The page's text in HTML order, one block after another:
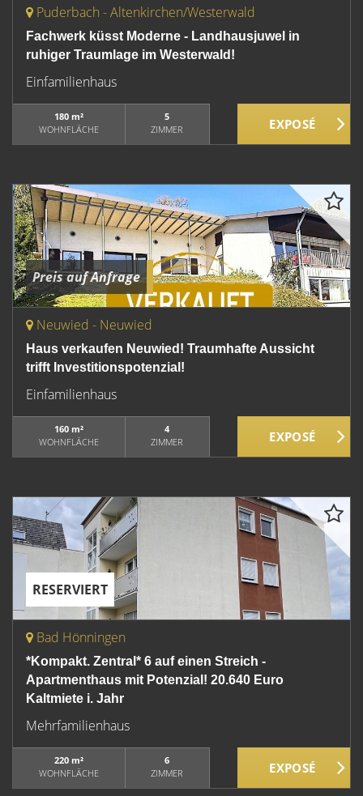
Puderbach - Altenkirchen/Westerwald
Fachwerk küsst Moderne - Landhausjuwel in
ruhiger Traumlage im Westerwald!
Einfamilienhaus
180 m²
WOHNFLÄCHE
5
ZIMMER
Preis auf Anfrage
Neuwied - Neuwied
Haus verkaufen Neuwied! Traumhafte Aussicht
trifft Investitionspotenzial!
Einfamilienhaus
160 m²
WOHNFLÄCHE
4
ZIMMER
RESERVIERT
Bad Hönningen
*Kompakt. Zentral* 6 auf einen Streich -
Apartmenthaus mit Potenzial! 20.640 Euro
Kaltmiete i. Jahr
Mehrfamilienhaus
220 m²
WOHNFLÄCHE
6
ZIMMER